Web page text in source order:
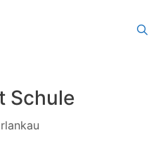
Schule
rlankau